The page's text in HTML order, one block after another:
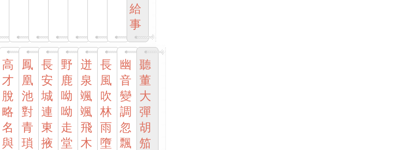
給
事
高
才
脫
略
名
與
鳳
凰
池
對
青
瑣
長
安
城
連
東
掖
野
鹿
呦
呦
走
堂
迸
泉
颯
颯
飛
木
長
風
吹
林
雨
墮
幽
音
變
調
忽
飄
聽
董
大
彈
胡
笳